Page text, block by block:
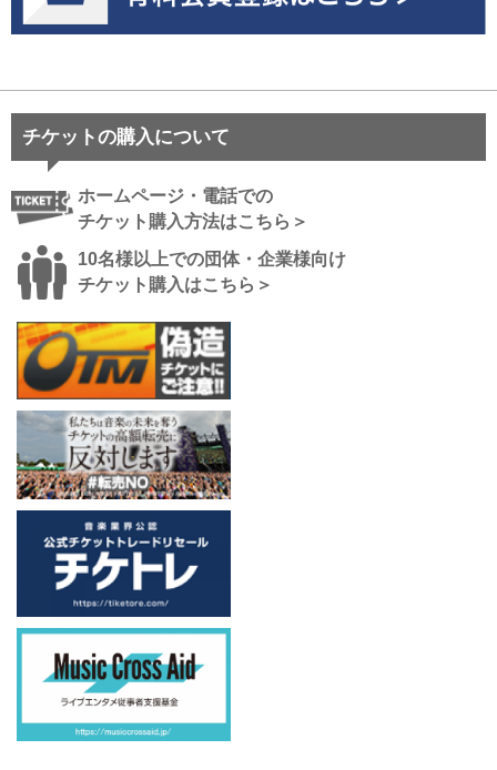
チケットの購入について
ホームページ・電話での
チケット購入方法はこちら＞
10名様以上での団体・企業様向け
チケット購入はこちら＞